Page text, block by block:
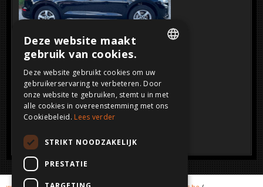
SOLD
Klik op de afbeelding voor een grotere
weergave
FRENCH
ENGLISH
Deze website maakt
gebruik van cookies.
Deze website gebruikt cookies om uw
gebruikerservaring te verbeteren. Door
onze website te gebruiken, stemt u in met
alle cookies in overeenstemming met ons
Cookiebeleid. Lees verder
STRIKT NOODZAKELIJK
PRESTATIE